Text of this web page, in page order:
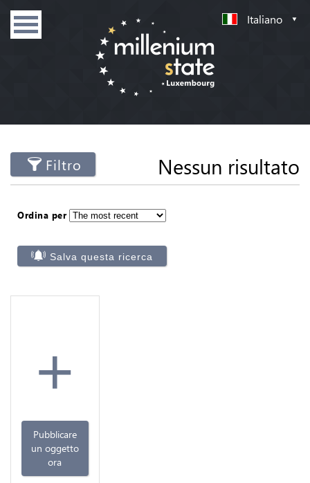
Italiano
Filtro Nessun risultato
Ordina per
Salva questa ricerca
+
Pubblicare
un oggetto
ora